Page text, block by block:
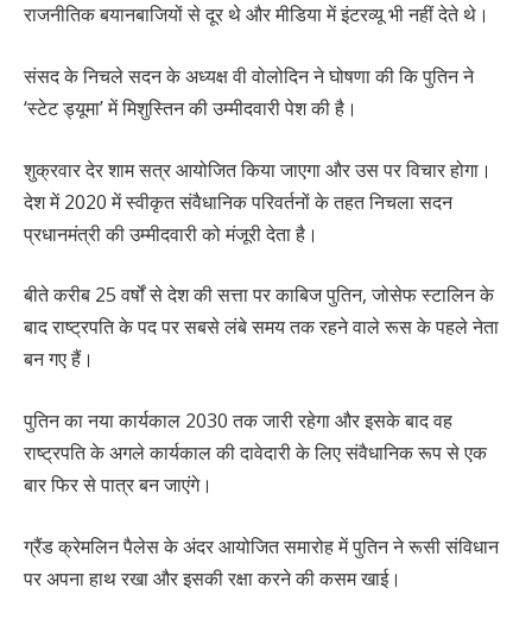
राजनीतिक बयानबाजियों से दूर थे और मीडिया में इंटरव्यू भी नहीं देते थे।
संसद के निचले सदन के अध्यक्ष वी वोलोदिन ने घोषणा की कि पुतिन ने
‘स्टेट ड्यूमा’ में मिशुस्तिन की उम्मीदवारी पेश की है।
शुक्रवार देर शाम सत्र आयोजित किया जाएगा और उस पर विचार होगा।
देश में 2020 में स्वीकृत संवैधानिक परिवर्तनों के तहत निचला सदन
प्रधानमंत्री की उम्मीदवारी को मंजूरी देता है।
बीते करीब 25 वर्षों से देश की सत्ता पर काबिज पुतिन, जोसेफ स्टालिन के
बाद राष्ट्रपति के पद पर सबसे लंबे समय तक रहने वाले रूस के पहले नेता
बन गए हैं।
पुतिन का नया कार्यकाल 2030 तक जारी रहेगा और इसके बाद वह
राष्ट्रपति के अगले कार्यकाल की दावेदारी के लिए संवैधानिक रूप से एक
बार फिर से पात्र बन जाएंगे।
ग्रैंड क्रेमलिन पैलेस के अंदर आयोजित समारोह में पुतिन ने रूसी संविधान
पर अपना हाथ रखा और इसकी रक्षा करने की कसम खाई।